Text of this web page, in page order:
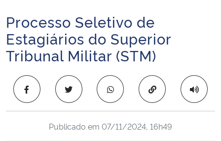
Ministério da Infraestrutura
Ministério da Agricultura, Pecuária e Abastecimento
Ministério da Educação
Início do conteúdo
Processo Seletivo de
Estagiários do Superior
Tribunal Militar (STM)
Copiar para área
Publicado em 07/11/2024, 16h49